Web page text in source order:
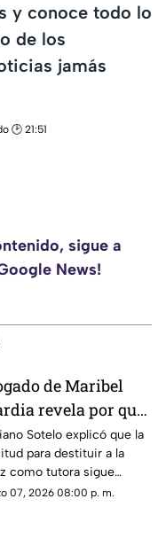
y conoce todo lo
de los
jamás
🕑 21:51
sigue a
News!
de Maribel
revela por qué
la tutela de
José Julián
Sotelo explicó que la
para destituir a la
como tutora sigue
y detalló por qué el
07, 2026 08:00 p. m.